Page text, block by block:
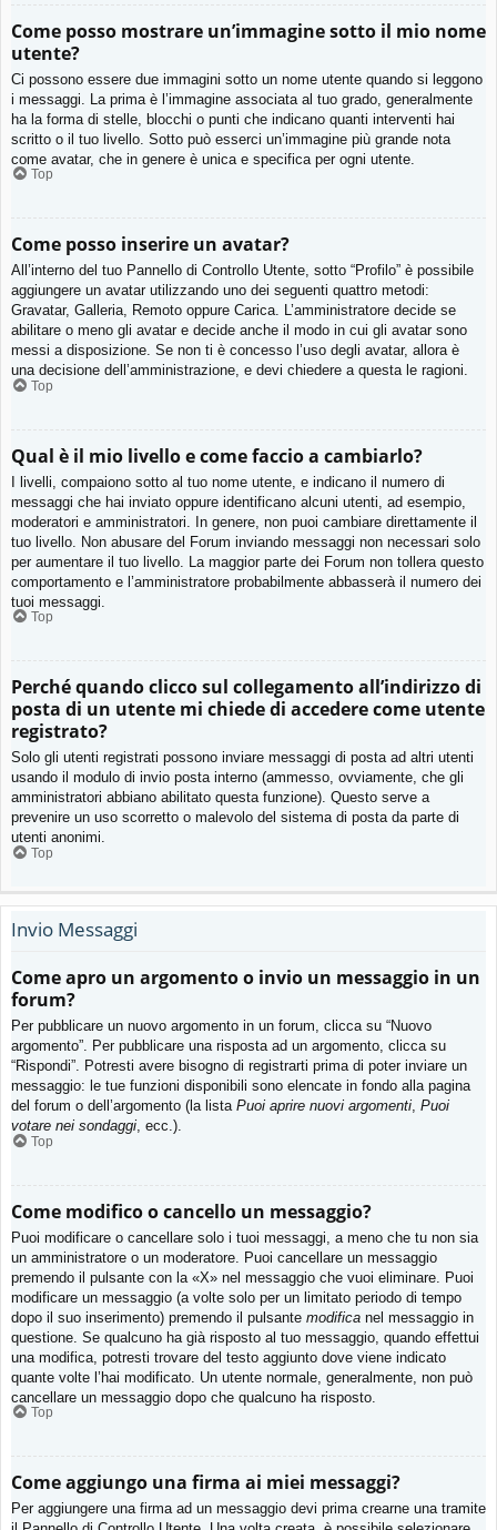
Come posso mostrare un’immagine sotto il mio nome
utente?
Ci possono essere due immagini sotto un nome utente quando si leggono
i messaggi. La prima è l’immagine associata al tuo grado, generalmente
ha la forma di stelle, blocchi o punti che indicano quanti interventi hai
scritto o il tuo livello. Sotto può esserci un’immagine più grande nota
come avatar, che in genere è unica e specifica per ogni utente.
Top
Come posso inserire un avatar?
All’interno del tuo Pannello di Controllo Utente, sotto “Profilo” è possibile
aggiungere un avatar utilizzando uno dei seguenti quattro metodi:
Gravatar, Galleria, Remoto oppure Carica. L’amministratore decide se
abilitare o meno gli avatar e decide anche il modo in cui gli avatar sono
messi a disposizione. Se non ti è concesso l’uso degli avatar, allora è
una decisione dell’amministrazione, e devi chiedere a questa le ragioni.
Top
Qual è il mio livello e come faccio a cambiarlo?
I livelli, compaiono sotto al tuo nome utente, e indicano il numero di
messaggi che hai inviato oppure identificano alcuni utenti, ad esempio,
moderatori e amministratori. In genere, non puoi cambiare direttamente il
tuo livello. Non abusare del Forum inviando messaggi non necessari solo
per aumentare il tuo livello. La maggior parte dei Forum non tollera questo
comportamento e l’amministratore probabilmente abbasserà il numero dei
tuoi messaggi.
Top
Perché quando clicco sul collegamento all’indirizzo di
posta di un utente mi chiede di accedere come utente
registrato?
Solo gli utenti registrati possono inviare messaggi di posta ad altri utenti
usando il modulo di invio posta interno (ammesso, ovviamente, che gli
amministratori abbiano abilitato questa funzione). Questo serve a
prevenire un uso scorretto o malevolo del sistema di posta da parte di
utenti anonimi.
Top
Invio Messaggi
Come apro un argomento o invio un messaggio in un
forum?
Per pubblicare un nuovo argomento in un forum, clicca su “Nuovo
argomento”. Per pubblicare una risposta ad un argomento, clicca su
“Rispondi”. Potresti avere bisogno di registrarti prima di poter inviare un
messaggio: le tue funzioni disponibili sono elencate in fondo alla pagina
del forum o dell’argomento (la lista Puoi aprire nuovi argomenti, Puoi
votare nei sondaggi, ecc.).
Top
Come modifico o cancello un messaggio?
Puoi modificare o cancellare solo i tuoi messaggi, a meno che tu non sia
un amministratore o un moderatore. Puoi cancellare un messaggio
premendo il pulsante con la «X» nel messaggio che vuoi eliminare. Puoi
modificare un messaggio (a volte solo per un limitato periodo di tempo
dopo il suo inserimento) premendo il pulsante modifica nel messaggio in
questione. Se qualcuno ha già risposto al tuo messaggio, quando effettui
una modifica, potresti trovare del testo aggiunto dove viene indicato
quante volte l’hai modificato. Un utente normale, generalmente, non può
cancellare un messaggio dopo che qualcuno ha risposto.
Top
Come aggiungo una firma ai miei messaggi?
Per aggiungere una firma ad un messaggio devi prima crearne una tramite